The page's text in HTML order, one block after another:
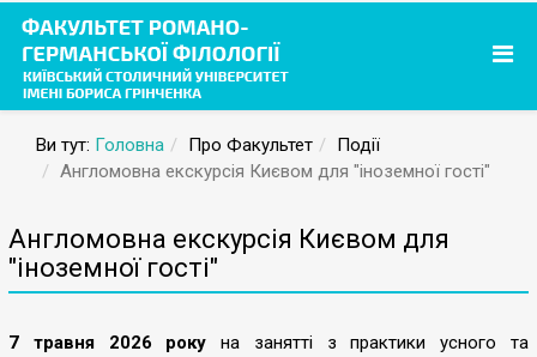
Ви тут: Головна Про Факультет
Події
Англомовна екскурсія Києвом для "іноземної гості"
Англомовна екскурсія Києвом для
"іноземної гості"
7 травня 2026 року на занятті з практики усного та